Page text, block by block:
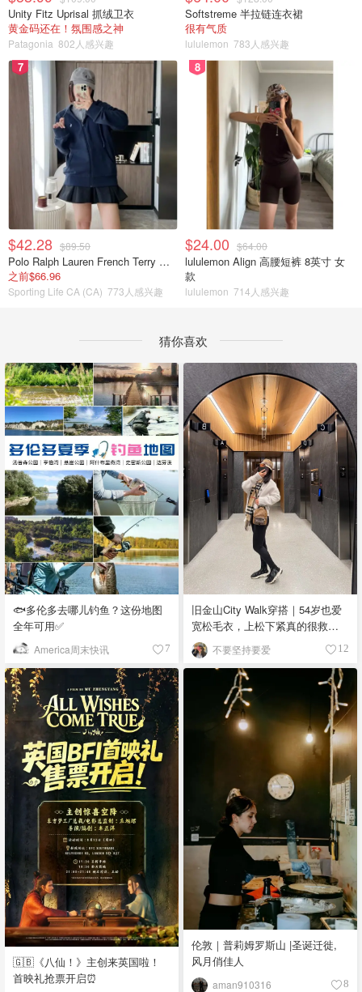
Unity Fitz Uprisal 抓绒卫衣
黄金码还在！氛围感之神
Patagonia 802人感兴趣
Softstreme 半拉链连衣裙
很有气质
lululemon 783人感兴趣
7
$42.28 $89.50
Polo Ralph Lauren French Terry 女童连帽卫衣 7-16码
之前$66.96
Sporting Life CA (CA) 773人感兴趣
8
$24.00 $64.00
lululemon Align 高腰短裤 8英寸 女
款
lululemon 714人感兴趣
猜你喜欢
🐟多伦多去哪儿钓鱼？这份地图
全年可用✅
America周末快讯 7
旧金山City Walk穿搭｜54岁也爱
宽松毛衣，上松下紧真的很救比
例
不要坚持要爱 12
🇬🇧《八仙！》主创来英国啦！
首映礼抢票开启⏰
伦敦｜普莉姆罗斯山 |圣诞迁徙,
风月俏佳人
aman910316 8